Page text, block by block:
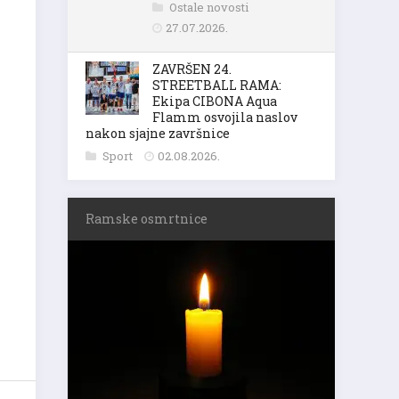
Ostale novosti
27.07.2026.
ZAVRŠEN 24.
STREETBALL RAMA:
Ekipa CIBONA Aqua
Flamm osvojila naslov
nakon sjajne završnice
Sport 02.08.2026.
Ramske osmrtnice